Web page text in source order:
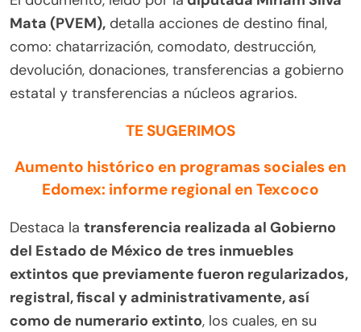
Mata (PVEM), detalla acciones de destino final,
como: chatarrización, comodato, destrucción,
devolución, donaciones, transferencias a gobierno
estatal y transferencias a núcleos agrarios.
TE SUGERIMOS
Aumento histórico en programas sociales en
Edomex: informe regional en Texcoco
Destaca la transferencia realizada al Gobierno
del Estado de México de tres inmuebles
extintos que previamente fueron regularizados,
registral, fiscal y administrativamente, así
como de numerario extinto, los cuales, en su